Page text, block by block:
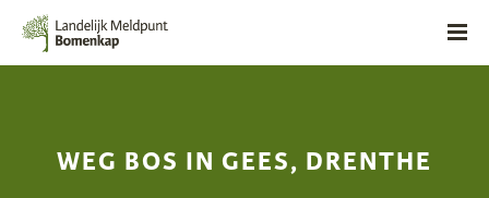
WEG BOS IN GEES, DRENTHE